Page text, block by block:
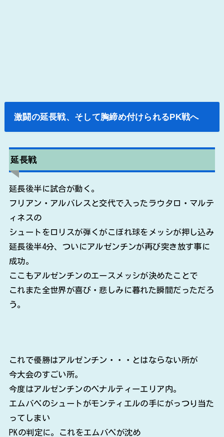
激闘の延長戦、そして胸締め付けられるPK戦へ
延長戦
延長後半に試合が動く。
フリアン・アルバレスと交代で入ったラウタロ・マルテ
ィネスの
シュートをロリスが弾くがこぼれ球をメッシが押し込み
延長後半4分、ついにアルゼンチンが再び突き放す事に
成功。
ここもアルゼンチンのエースメッシが決めたことで
これまた全世界が喜び・悲しみに暮れた瞬間だっただろ
う。
これで優勝はアルゼンチン・・・とはならない所が
今大会のすごい所。
今度はアルゼンチンのペナルティーエリア内。
エムバペのシュートがモンティエルの手にがっつり当た
ってしまい
PKの判定に。これをエムバペが沈め